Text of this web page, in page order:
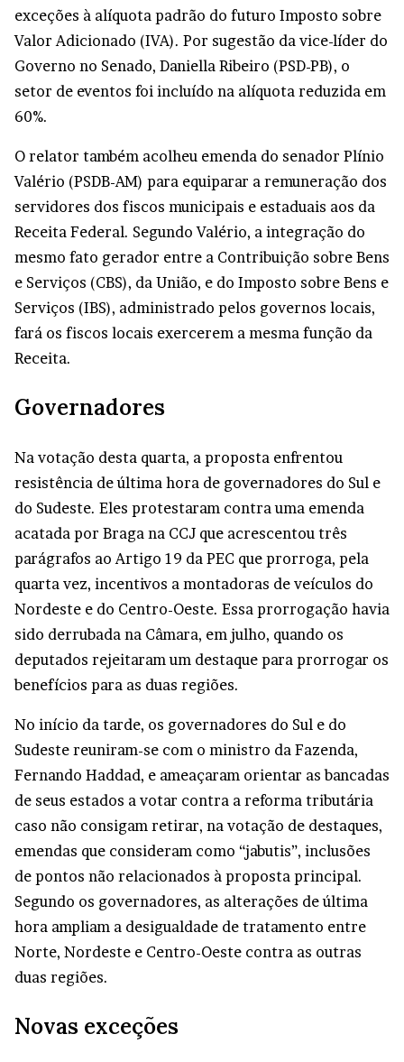
exceções à alíquota padrão do futuro Imposto sobre
Valor Adicionado (IVA). Por sugestão da vice-líder do
Governo no Senado, Daniella Ribeiro (PSD-PB), o
setor de eventos foi incluído na alíquota reduzida em
60%.
O relator também acolheu emenda do senador Plínio
Valério (PSDB-AM) para equiparar a remuneração dos
servidores dos fiscos municipais e estaduais aos da
Receita Federal. Segundo Valério, a integração do
mesmo fato gerador entre a Contribuição sobre Bens
e Serviços (CBS), da União, e do Imposto sobre Bens e
Serviços (IBS), administrado pelos governos locais,
fará os fiscos locais exercerem a mesma função da
Receita.
Governadores
Na votação desta quarta, a proposta enfrentou
resistência de última hora de governadores do Sul e
do Sudeste. Eles protestaram contra uma emenda
acatada por Braga na CCJ que acrescentou três
parágrafos ao Artigo 19 da PEC que prorroga, pela
quarta vez, incentivos a montadoras de veículos do
Nordeste e do Centro-Oeste. Essa prorrogação havia
sido derrubada na Câmara, em julho, quando os
deputados rejeitaram um destaque para prorrogar os
benefícios para as duas regiões.
No início da tarde, os governadores do Sul e do
Sudeste reuniram-se com o ministro da Fazenda,
Fernando Haddad, e ameaçaram orientar as bancadas
de seus estados a votar contra a reforma tributária
caso não consigam retirar, na votação de destaques,
emendas que consideram como “jabutis”, inclusões
de pontos não relacionados à proposta principal.
Segundo os governadores, as alterações de última
hora ampliam a desigualdade de tratamento entre
Norte, Nordeste e Centro-Oeste contra as outras
duas regiões.
Novas exceções